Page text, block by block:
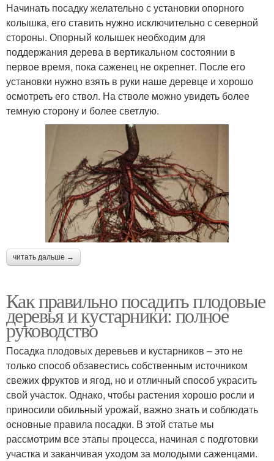
Начинать посадку желательно с установки опорного
колышка, его ставить нужно исключительно с северной
стороны. Опорный колышек необходим для
поддержания дерева в вертикальном состоянии в
первое время, пока саженец не окрепнет. После его
установки нужно взять в руки наше деревце и хорошо
осмотреть его ствол. На стволе можно увидеть более
темную сторону и более светлую.
читать дальше →
Как правильно посадить плодовые
деревья и кустарники: полное
руководство
Посадка плодовых деревьев и кустарников – это не
только способ обзавестись собственным источником
свежих фруктов и ягод, но и отличный способ украсить
свой участок. Однако, чтобы растения хорошо росли и
приносили обильный урожай, важно знать и соблюдать
основные правила посадки. В этой статье мы
рассмотрим все этапы процесса, начиная с подготовки
участка и заканчивая уходом за молодыми саженцами.